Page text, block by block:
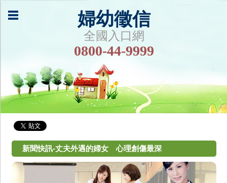
婦幼徵信
全國入口網
0800-44-9999
新聞快訊-丈夫外遇的婦女 心理創傷最深